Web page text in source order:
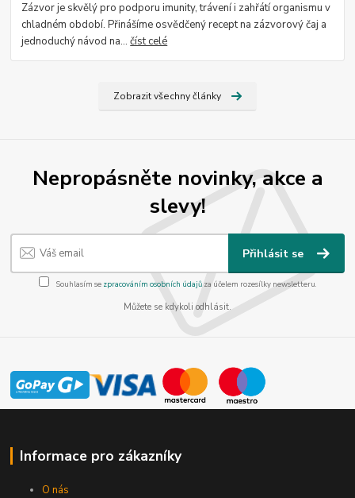
Zázvor je skvělý pro podporu imunity, trávení i zahřátí organismu v
chladném období. Přinášíme osvědčený recept na zázvorový čaj a
jednoduchý návod na...číst celé
Zobrazit všechny články
Nepropásněte novinky, akce a
slevy!
Přihlásit se
Souhlasím se zpracováním osobních údajůza účelem rozesílky newsletteru.
Můžete se kdykoli odhlásit.
Informace pro zákazníky
O nás